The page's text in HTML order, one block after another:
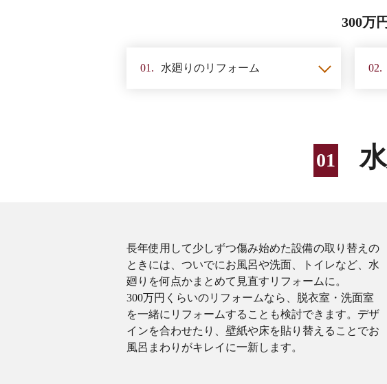
300万
01. 水廻りのリフォーム 02.
長年使用して少しずつ傷み始めた設備の取り替えの
ときには、ついでにお風呂や洗面、トイレなど、水
廻りを何点かまとめて見直すリフォームに。
300万円くらいのリフォームなら、脱衣室・洗面室
を一緒にリフォームすることも検討できます。デザ
インを合わせたり、壁紙や床を貼り替えることでお
風呂まわりがキレイに一新します。